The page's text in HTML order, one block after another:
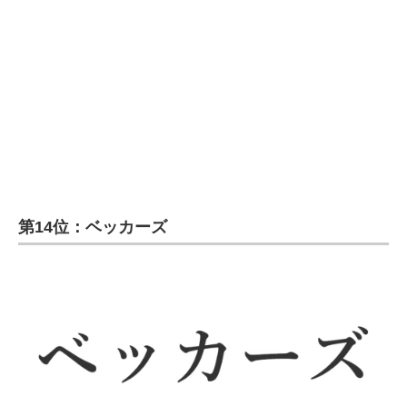
ちょっと気になるネットの話題
第14位：ベッカーズ